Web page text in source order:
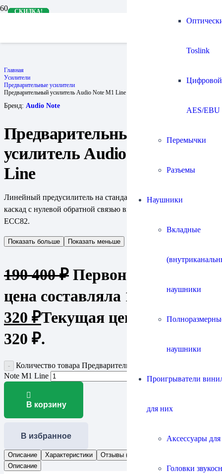
Toslink
Цифровой
AES/EBU
Перемычки
Разъемы
Наушники
Вкладные
наушники
наушники
Проигрыватели
для них
Аксессуары
Головки
Главная
Усилители
Предварительные усилители
Предварительный усилитель Audio Note M1 Line
Бренд: Audio Note
Предварительный
усилитель Audio Note M1
Line
Линейный предусилитель на стандартном шасси. Линейный
каскад с нулевой обратной связью выполнен на лампах
ECC82.
Показать больше Показать меньше
190 400₽ Первоначальная
цена составляла 190 400 ₽.152
320 ₽Текущая цена: 152
320 ₽.
Количество товара Предварительный усилитель Audio
Note M1 Line
В корзину
В избранное
Описание Характеристики
Отзывы (0)
Описание
СКИДКА!
СКИДКА!
СКИДКА!
СКИДКА!